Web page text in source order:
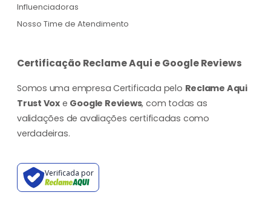
Influenciadoras
Nosso Time de Atendimento
Certificação Reclame Aqui e Google Reviews
Somos uma empresa Certificada pelo Reclame Aqui
Trust Vox e Google Reviews, com todas as
validações de avaliações certificadas como
verdadeiras.
Verificada por